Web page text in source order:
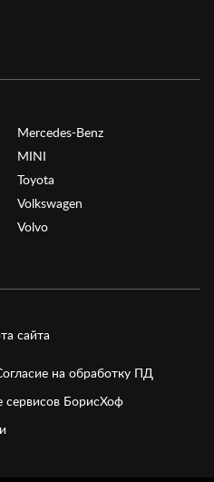
Mercedes-Benz
MINI
Toyota
Volkswagen
Volvo
сайта
на обработку ПД
сервисов БорисХоф